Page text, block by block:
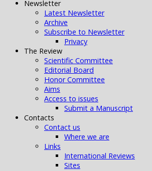
Newsletter
Latest Newsletter
Archive
Subscribe to Newsletter
Privacy
The Review
Scientific Committee
Editorial Board
Honor Committee
Aims
Access to issues
Submit a Manuscript
Contacts
Contact us
Where we are
Links
International Reviews
Sites